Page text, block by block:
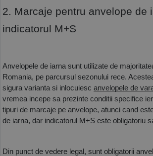
2. Marcaje pentru anvelope de
indicatorul M+S
Anvelopele de iarna sunt utilizate de
Romania, pe parcursul sezonului rece.
sigura varianta si inlocuiesc anvelopele de
vremea incepe sa prezinte conditii specifice
tipuri de marcaje pe anvelope, atunci cand
de iarna, dar indicatorul M+S este obligatoriu
Din punct de vedere legal, sunt obligatorii